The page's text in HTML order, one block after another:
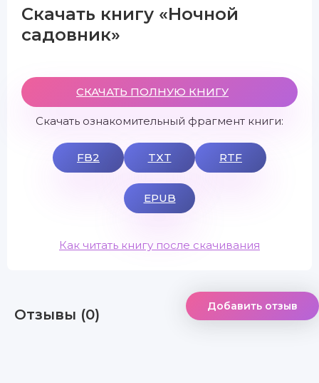
Скачать книгу «Ночной
садовник»
СКАЧАТЬ ПОЛНУЮ КНИГУ
Скачать ознакомительный фрагмент книги:
FB2 TXT RTF
EPUB
Как читать книгу после скачивания
Отзывы (0) Добавить отзыв